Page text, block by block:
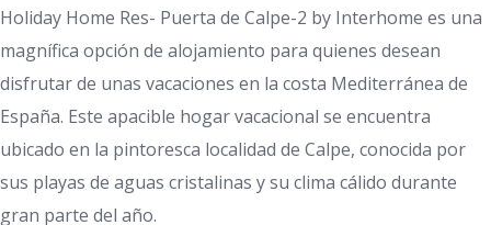
Holiday Home Res- Puerta de Calpe-2 by Interhome es una
magnífica opción de alojamiento para quienes desean
disfrutar de unas vacaciones en la costa Mediterránea de
España. Este apacible hogar vacacional se encuentra
ubicado en la pintoresca localidad de Calpe, conocida por
sus playas de aguas cristalinas y su clima cálido durante
gran parte del año.